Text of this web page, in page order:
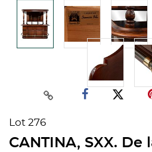
Lot 276
CANTINA, SXX. De